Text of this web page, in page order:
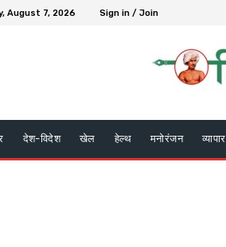
August 7, 2026 Sign in / Join
देश-विदेश खेल हेल्थ मनोरंजन व्यापार